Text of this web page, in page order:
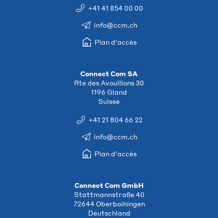
+41 41 854 00 00
info@ccm.ch
Plan d'accès
Connect Com SA
Rte des Avouillons 30
1196 Gland
Suisse
+41 21 804 66 22
info@ccm.ch
Plan d'accès
Connect Com GmbH
Stattmannstraße 40
72644 Oberboihingen
Deutschland